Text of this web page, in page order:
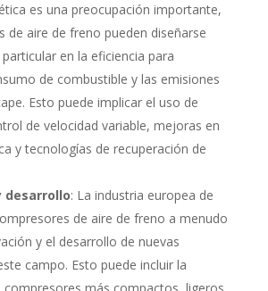
es una preocupación importante,
de aire de freno pueden diseñarse
en la eficiencia para
de combustible y las emisiones
Esto puede implicar el uso de
de velocidad variable, mejoras en
y tecnologías de recuperación de
desarrollo: La industria europea de
de aire de freno a menudo
y el desarrollo de nuevas
campo. Esto puede incluir la